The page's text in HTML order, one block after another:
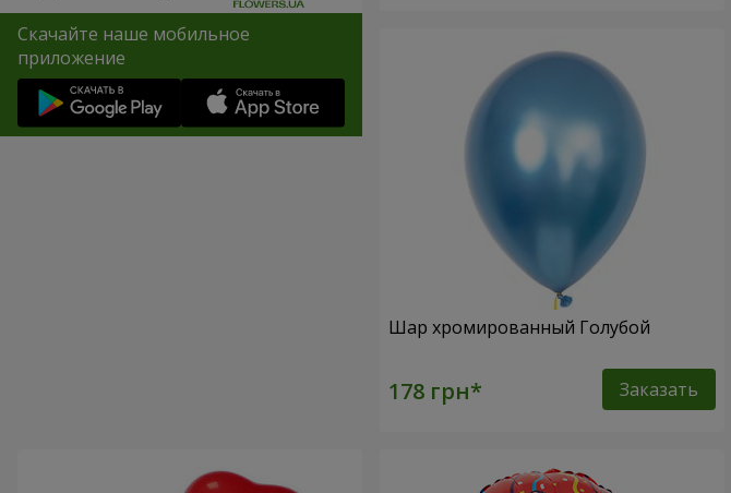
Скачайте наше мобильное
приложение
Шар хромированный Голубой
Заказать